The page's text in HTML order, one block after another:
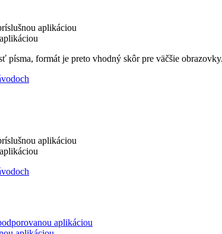
aplikáciou
písma, formát je preto vhodný skôr pre väčšie obrazovky.
aplikáciou
aplikáciou